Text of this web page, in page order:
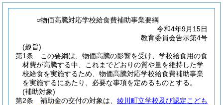
○物価高騰対応学校給食費補助事業要綱
令和4年9月15日
教育委員会告示第4号
(趣旨)
第1条
この要綱は、物価高騰の影響を受け、学校給食用の食
材費が高騰する中、これまでどおりの質や量を維持した学
校給食を実施するため、物価高騰対応学校給食費補助事業
を実施するにあたり、必要な事項を定めるものとする。
(補助対象)
第2条
補助金の交付の対象は、 綾川町立学校及び認定こども